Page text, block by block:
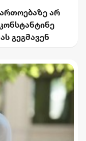
არ
გეგმავენ